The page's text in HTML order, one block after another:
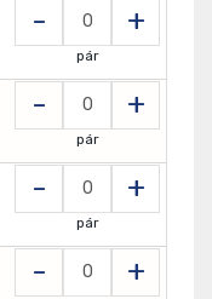
- +
pár
- +
pár
- +
pár
- +